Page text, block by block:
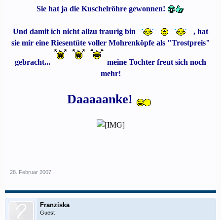
Sie hat ja die Kuschelröhre gewonnen!
Und damit ich nicht allzu traurig bin
, hat
sie mir eine Riesentüte voller Mohrenköpfe als "Trostpreis"
gebracht...
meine Tochter freut sich noch
mehr!
Daaaaanke!
28. Februar 2007
Franziska
Guest